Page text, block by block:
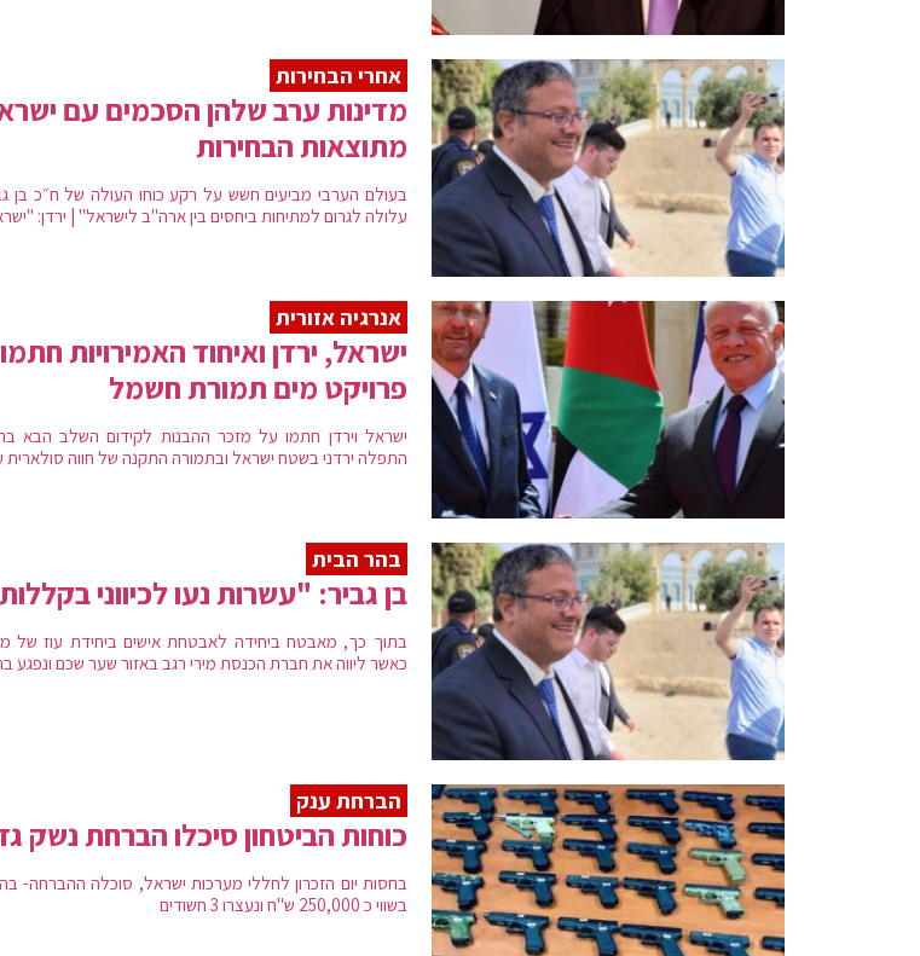
אחרי הבחירות
מדינות ערב שלהן הסכמים עם
מתוצאות הבחירות
בעולם הערבי מביעים חשש על רקע כוחו העולה של ח״כ בן
עלולה לגרום למתיחות ביחסים בין ארה"ב לישראל" | ירדן:
אנרגיה אזורית
ישראל, ירדן ואיחוד האמירויות
פרויקט מים תמורת חשמל
ישראל וירדן חתמו על מזכר ההבנות לקידום השלב הבא
התפלה ירדני בשטח ישראל ובתמורה התקנה של חווה סולארית
בהר הבית
בן גביר: "עשרות נעו לכיווני
בתוך כך, מאבטח ביחידה לאבטחת אישים ביחידת עוז של
כאשר ליווה את חברת הכנסת מירי רגב באזור שער שכם ונפגע
הברחת ענק
כוחות הביטחון סיכלו הברחת נשק
בשווי כ 250,000 ש"ח ונעצרו 3 חשודים